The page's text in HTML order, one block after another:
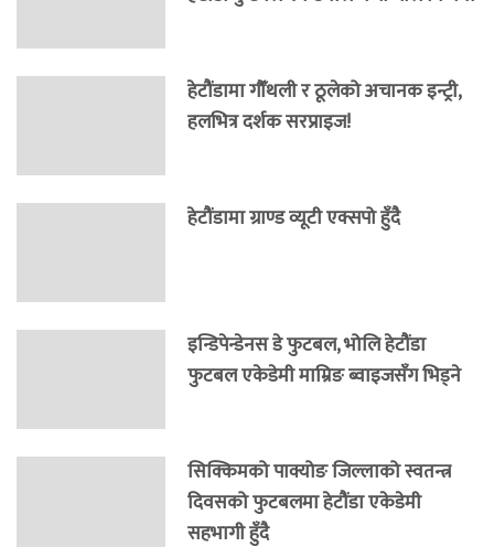
हेटौंडामा गौँथली र ठूलेको अचानक इन्ट्री,
हलभित्र दर्शक सरप्राइज!
हेटौंडामा ग्राण्ड व्यूटी एक्सपो हुँदै
इन्डिपेन्डेनस डे फुटबल, भोलि हेटौंडा
फुटबल एकेडेमी माम्रिङ ब्वाइजसँग भिड्ने
सिक्किमको पाक्योङ जिल्लाको स्वतन्त्र
दिवसको फुटबलमा हेटौंडा एकेडेमी
सहभागी हुँदै